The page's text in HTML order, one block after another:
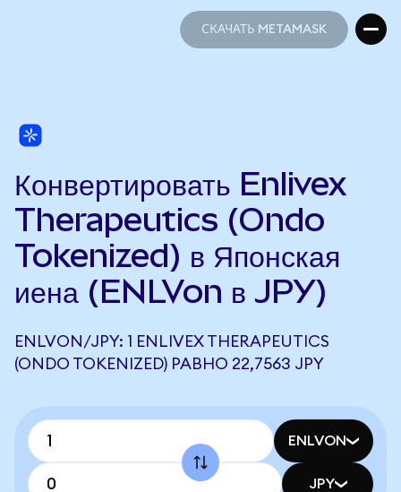
СКАЧАТЬ METAMASK
Конвертировать Enlivex
Therapeutics (Ondo
Tokenized) в Японская
иена (ENLVon в JPY)
ENLVON/JPY: 1 ENLIVEX THERAPEUTICS
(ONDO TOKENIZED) РАВНО 22,7563 JPY
ENLVON
JPY